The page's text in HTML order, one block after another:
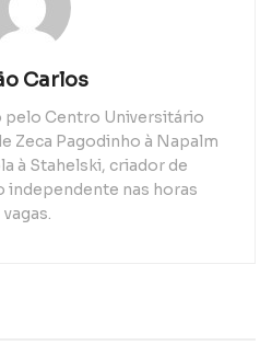
Carlos
Centro Universitário
Zeca Pagodinho à Napalm
à Stahelski, criador de
independente nas horas
vagas.